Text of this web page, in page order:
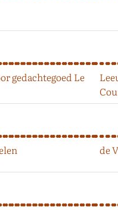
gedachtegoed Le
de